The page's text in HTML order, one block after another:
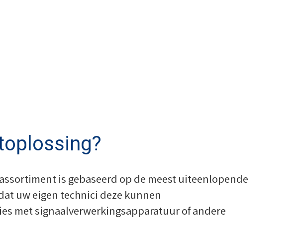
is gebaseerd op de meest uiteenlopende
uw eigen technici deze kunnen
met signaalverwerkingsapparatuur of andere